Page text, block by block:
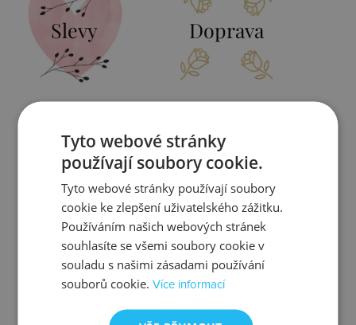
Slevy Doprava
Kontrola Výměna
Tyto webové stránky
používají soubory cookie.
Tyto webové stránky používají soubory
cookie ke zlepšení uživatelského zážitku.
Používáním našich webových stránek
souhlasíte se všemi soubory cookie v
souladu s našimi zásadami používání
souborů cookie.Více informací